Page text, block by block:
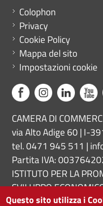
Menu footer
Colophon
Privacy
Cookie Policy
Mappa del sito
Impostazioni cookie
CAMERA DI
via Alto Adige 60 | I-
tel. 0471 945 511 |
Partita IVA:
ISTITUTO PER LA
SVILUPPO
Partita IVA:
Questo sito utilizza i